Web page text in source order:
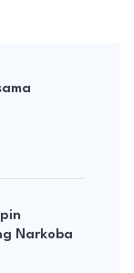
Narkoba